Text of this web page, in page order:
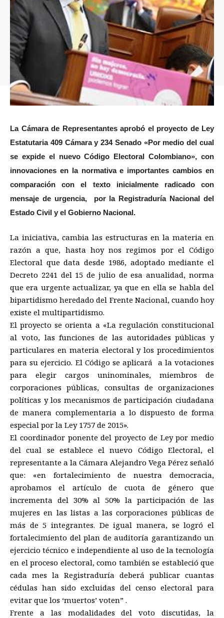
La Cámara de Representantes aprobó el proyecto de Ley
Estatutaria 409 Cámara y 234 Senado «Por medio del cual
se expide el nuevo Código Electoral Colombiano», con
innovaciones en la normativa e importantes cambios en
comparación con el texto inicialmente radicado con
mensaje de urgencia, por la Registraduría Nacional del
Estado Civil y el Gobierno Nacional.
La iniciativa, cambia las estructuras en la materia en
razón a que, hasta hoy nos regimos por el Código
Electoral que data desde 1986, adoptado mediante el
Decreto 2241 del 15 de julio de esa anualidad, norma
que era urgente actualizar, ya que en ella se habla del
bipartidismo heredado del Frente Nacional, cuando hoy
existe el multipartidismo.
El proyecto se orienta a «La regulación constitucional
al voto, las funciones de las autoridades públicas y
particulares en materia electoral y los procedimientos
para su ejercicio. El Código se aplicará a la votaciones
para elegir cargos uninominales, miembros de
corporaciones públicas, consultas de organizaciones
políticas y los mecanismos de participación ciudadana
de manera complementaria a lo dispuesto de forma
especial por la Ley 1757 de 2015».
El coordinador ponente del proyecto de Ley por medio
del cual se establece el nuevo Código Electoral, el
representante a la Cámara Alejandro Vega Pérez señaló
que: «en fortalecimiento de nuestra democracia,
aprobamos el artículo de cuota de género que
incrementa del 30% al 50% la participación de las
mujeres en las listas a las corporaciones públicas de
más de 5 integrantes. De igual manera, se logró el
fortalecimiento del plan de auditoría garantizando un
ejercicio técnico e independiente al uso de la tecnología
en el proceso electoral, como también se estableció que
cada mes la Registraduría deberá publicar cuantas
cédulas han sido excluidas del censo electoral para
evitar que los ‘muertos’ voten” .
Frente a las modalidades del voto discutidas, la